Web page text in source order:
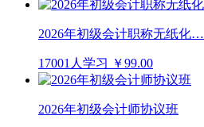
2026年初级会计职称无纸化…
17001人学习 ￥99.00
2026年初级会计师协议班